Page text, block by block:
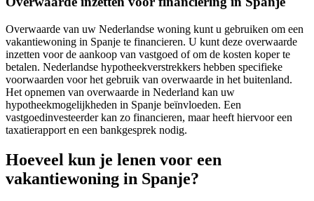
Overwaarde van uw Nederlandse woning kunt u gebruiken om een
vakantiewoning in Spanje te financieren. U kunt deze overwaarde
inzetten voor de aankoop van vastgoed of om de kosten koper te
betalen. Nederlandse hypotheekverstrekkers hebben specifieke
voorwaarden voor het gebruik van overwaarde in het buitenland.
Het opnemen van overwaarde in Nederland kan uw
hypotheekmogelijkheden in Spanje beïnvloeden. Een
vastgoedinvesteerder kan zo financieren, maar heeft hiervoor een
taxatierapport en een bankgesprek nodig.
Hoeveel kun je lenen voor een
vakantiewoning in Spanje?